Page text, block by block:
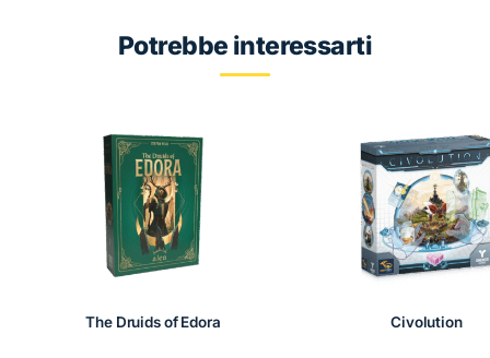
Potrebbe interessarti
The Druids of Edora Civolution